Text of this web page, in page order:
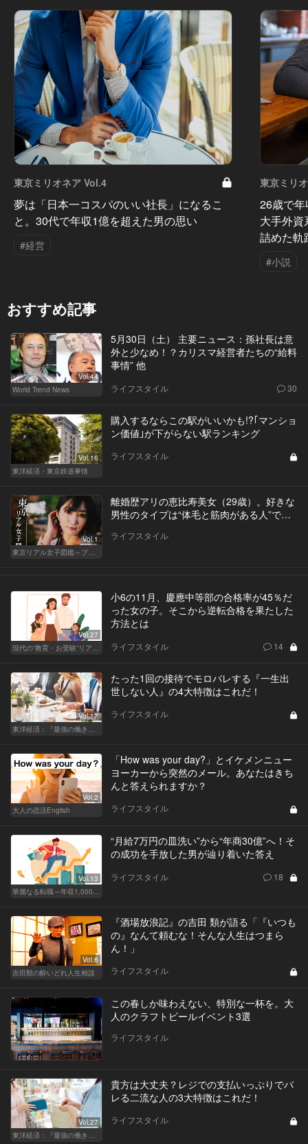
東京ミリオネア Vol.4
夢は「日本一コスパのいい社長」になるこ
と。30代で年収1億を超えた男の思い
#経営
東京ミリ
26歳で
大手外
詰めた軌
#小説
おすすめ記事
Vol.44
World Trend News
5月30日（土） 主要ニュース：孫社長は意
外と少なめ！？カリスマ経営者たちの“給料
事情” 他
ライフスタイル 30
Vol.16
東洋経済・東京鉄道事情
購入するならこの駅がいいかも!?｢マンショ
ン価値｣が下がらない駅ランキング
ライフスタイル
Vol.1
東京リアル女子図鑑～プロローグ編～
離婚歴アリの恵比寿美女（29歳）。好きな
男性のタイプは“体毛と筋肉がある人”で…
ライフスタイル
Vol.27
現代の“教育・お受験”リアルドキュメント
小6の11月、慶應中等部の合格率が45％だ
った女の子。そこから逆転合格を果たした
方法とは
ライフスタイル 14
Vol.17
東洋経済：『最強の働き方』『一流の育て方』
たった1回の接待でモロバレする『一生出
世しない人』の4大特徴はこれだ！
ライフスタイル
Vol.2
大人の恋活English
「How was your day?」とイケメンニュー
ヨーカーから突然のメール。あなたはきち
んと答えられますか？
ライフスタイル
Vol.13
華麗なる転職～年収1,000万超の道～
“月給7万円の皿洗い”から“年商30億”へ！そ
の成功を手放した男が辿り着いた答え
ライフスタイル 18
Vol.6
吉田類の酔いどれ人生相談
『酒場放浪記』の吉田 類が語る「『いつも
の』なんて頼むな！そんな人生はつまら
ん！」
ライフスタイル
この春しか味わえない、特別な一杯を。大
人のクラフトビールイベント3選
ライフスタイル
Vol.27
東洋経済：『最強の働き方』『一流の育て方』
貴方は大丈夫？レジでの支払いっぷりでバ
レる二流な人の3大特徴はこれだ！
ライフスタイル